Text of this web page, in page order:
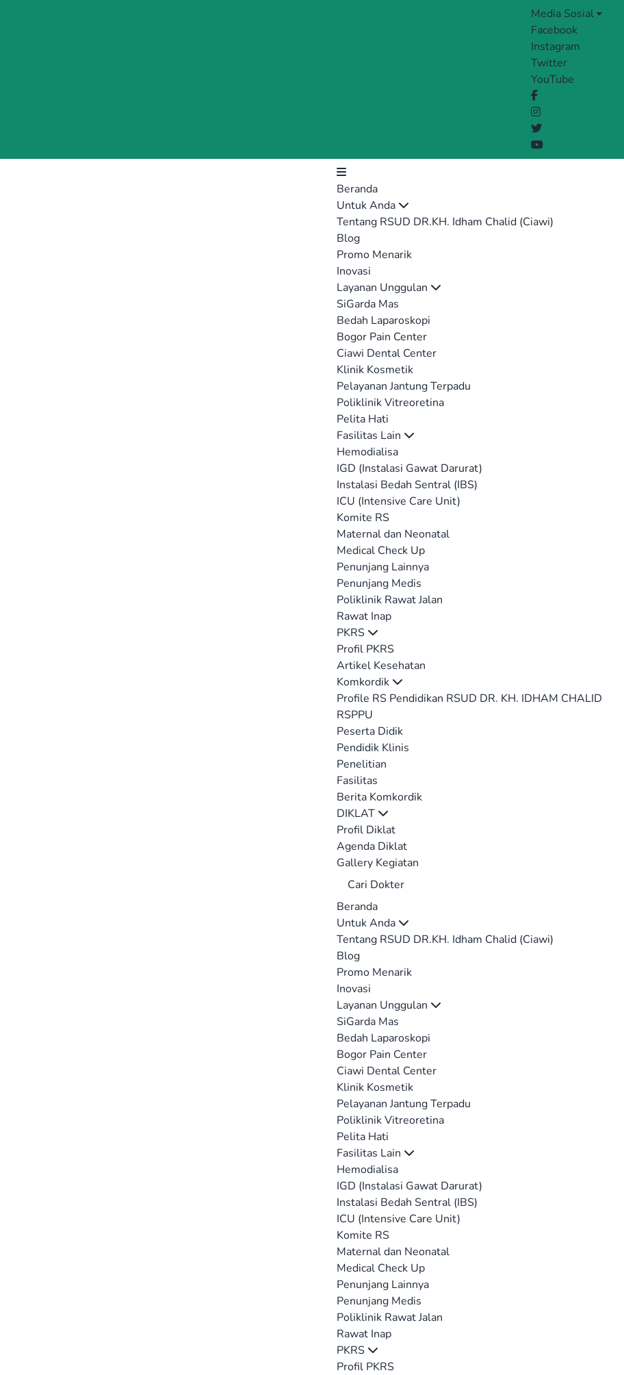
Media Sosial
Facebook
Instagram
Twitter
YouTube
Beranda
Untuk Anda
Tentang RSUD DR.KH. Idham Chalid (Ciawi)
Blog
Promo Menarik
Inovasi
Layanan Unggulan
SiGarda Mas
Bedah Laparoskopi
Bogor Pain Center
Ciawi Dental Center
Klinik Kosmetik
Pelayanan Jantung Terpadu
Poliklinik Vitreoretina
Pelita Hati
Fasilitas Lain
Hemodialisa
IGD (Instalasi Gawat Darurat)
Instalasi Bedah Sentral (IBS)
ICU (Intensive Care Unit)
Komite RS
Maternal dan Neonatal
Medical Check Up
Penunjang Lainnya
Penunjang Medis
Poliklinik Rawat Jalan
Rawat Inap
PKRS
Profil PKRS
Artikel Kesehatan
Komkordik
Profile RS Pendidikan RSUD DR. KH. IDHAM CHALID
RSPPU
Peserta Didik
Pendidik Klinis
Penelitian
Fasilitas
Berita Komkordik
DIKLAT
Profil Diklat
Agenda Diklat
Gallery Kegiatan
Cari Dokter
Beranda
Untuk Anda
Tentang RSUD DR.KH. Idham Chalid (Ciawi)
Blog
Promo Menarik
Inovasi
Layanan Unggulan
SiGarda Mas
Bedah Laparoskopi
Bogor Pain Center
Ciawi Dental Center
Klinik Kosmetik
Pelayanan Jantung Terpadu
Poliklinik Vitreoretina
Pelita Hati
Fasilitas Lain
Hemodialisa
IGD (Instalasi Gawat Darurat)
Instalasi Bedah Sentral (IBS)
ICU (Intensive Care Unit)
Komite RS
Maternal dan Neonatal
Medical Check Up
Penunjang Lainnya
Penunjang Medis
Poliklinik Rawat Jalan
Rawat Inap
PKRS
Profil PKRS